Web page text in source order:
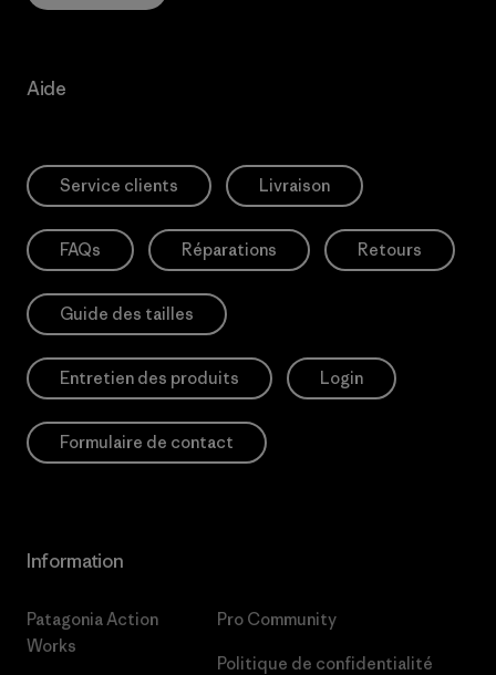
Aide
Service clients Livraison
FAQs Réparations Retours
Guide des tailles
Entretien des produits Login
Formulaire de contact
Information
Patagonia Action
Works
Pro Community
Politique de confidentialité